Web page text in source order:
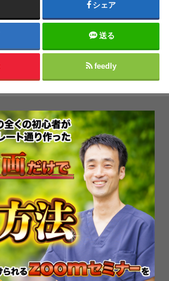
シェア
送る
feedly